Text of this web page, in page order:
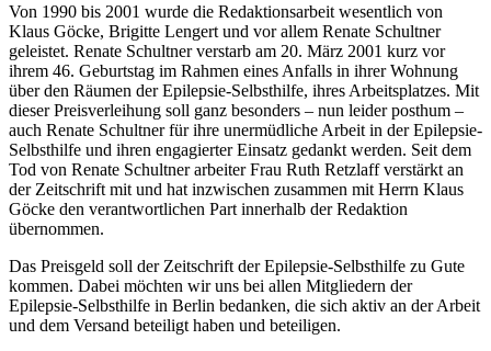
Von 1990 bis 2001 wurde die Redaktionsarbeit wesentlich von
Klaus Göcke, Brigitte Lengert und vor allem Renate Schultner
geleistet. Renate Schultner verstarb am 20. März 2001 kurz vor
ihrem 46. Geburtstag im Rahmen eines Anfalls in ihrer Wohnung
über den Räumen der Epilepsie-Selbsthilfe, ihres Arbeitsplatzes. Mit
dieser Preisverleihung soll ganz besonders – nun leider posthum –
auch Renate Schultner für ihre unermüdliche Arbeit in der Epilepsie-
Selbsthilfe und ihren engagierter Einsatz gedankt werden. Seit dem
Tod von Renate Schultner arbeiter Frau Ruth Retzlaff verstärkt an
der Zeitschrift mit und hat inzwischen zusammen mit Herrn Klaus
Göcke den verantwortlichen Part innerhalb der Redaktion
übernommen.
Das Preisgeld soll der Zeitschrift der Epilepsie-Selbsthilfe zu Gute
kommen. Dabei möchten wir uns bei allen Mitgliedern der
Epilepsie-Selbsthilfe in Berlin bedanken, die sich aktiv an der Arbeit
und dem Versand beteiligt haben und beteiligen.